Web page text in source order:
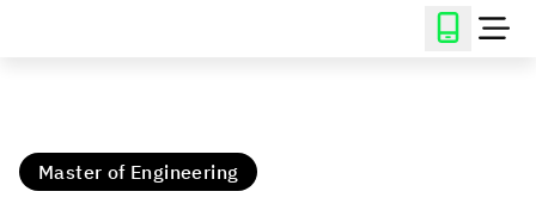
Master of Engineering